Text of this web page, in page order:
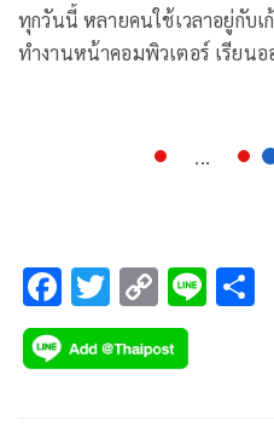
ทุกวันนี้ หลายคนใช้เวลาอยู่กับเ
ทำงานหน้าคอมพิวเตอร์ เรียน
...
F
ac
e
T
wi
tt
C
o
p
Li